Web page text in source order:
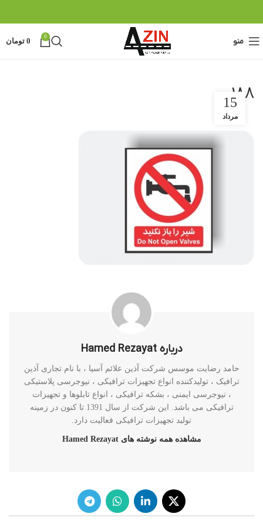
منو 0
0 تومان
188
15
مرداد
درباره Hamed Rezayat
حامد رضایت موسس شرکت آذین علائم آسیا ، با نام تجاری آذین
ترافیک ، تولیدکننده انواع تجهیزات ترافیکی ، نیوجرسی پلاستیکی
، نیوجرسی ایمنی ، بشکه ترافیکی ، انواع تابلوها و تجهیزات
ترافیکی می باشد. این شرکت از سال 1391 تا کنون در زمینه
تولید تجهیزات ترافیکی فعالیت دارد.
مشاهده همه نوشته های Hamed Rezayat